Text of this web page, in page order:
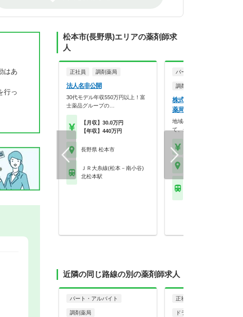
はあ
行っ
松本市(長野県)エリアの薬剤師求
人
正社員 調剤薬局
法人名非公開
30代モデル年収550万円以上！富
士薬品グループの…
【月収】30.0万円
【年収】440万円
長野県 松本市
ＪＲ大糸線(松本－南小谷)
北松本駅
パート・アルバイト
調剤薬局
株式会社小林 湯の原ス
薬局
地域の身近な健康相談の場と
て、処方せん調剤を中心…
近隣の同じ路線の別の薬剤師求人
パート・アルバイト
調剤薬局
正社員
ドラッグストア（調剤併設